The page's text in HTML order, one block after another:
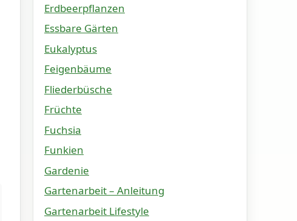
Erdbeerpflanzen
Essbare Gärten
Eukalyptus
Feigenbäume
Fliederbüsche
Früchte
Fuchsia
Funkien
Gardenie
Gartenarbeit – Anleitung
Gartenarbeit Lifestyle